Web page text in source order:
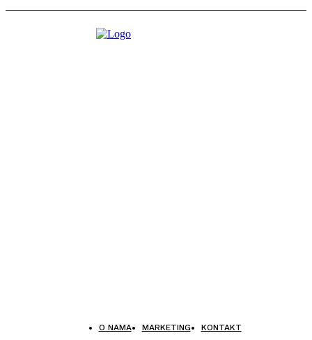
O NAMA MARKETING KONTAKT